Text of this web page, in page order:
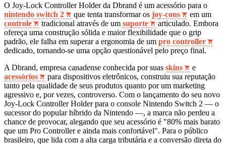
O Joy-Lock Controller Holder da Dbrand é um acessório para o
nintendo switch 2
que tenta transformar os joy-cons
em um
controle
tradicional através de um suporte
articulado. Embora
ofereça uma construção sólida e maior flexibilidade que o grip
padrão, ele falha em superar a ergonomia de um pro controller
dedicado, tornando-se uma opção questionável pelo preço final.
A Dbrand, empresa canadense conhecida por suas skins
e
acessórios
para dispositivos eletrônicos, construiu sua reputação
tanto pela qualidade de seus produtos quanto por um marketing
agressivo e, por vezes, controverso. Com o lançamento do seu novo
Joy-Lock Controller Holder para o console Nintendo Switch 2 — o
sucessor do popular híbrido da Nintendo —, a marca não perdeu a
chance de provocar, alegando que seu acessório é "80% mais barato
que um Pro Controller e ainda mais confortável". Para o público
brasileiro, que lida com a alta carga tributária e a conversão direta do